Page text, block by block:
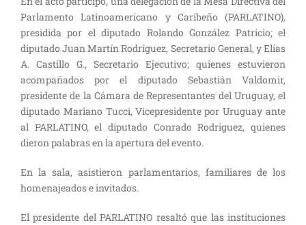
Parlamento Latinoamericano y Caribeño (PARLATINO),
presidida por el diputado Rolando González Patricio; el
diputado Juan Martín Rodríguez, Secretario General, y Elías
A. Castillo G., Secretario Ejecutivo; quienes estuvieron
acompañados por el diputado Sebastián Valdomir,
presidente de la Cámara de Representantes del Uruguay, el
diputado Mariano Tucci, Vicepresidente por Uruguay ante
al PARLATINO, el diputado Conrado Rodríguez, quienes
dieron palabras en la apertura del evento.
En la sala, asistieron parlamentarios, familiares de los
homenajeados e invitados.
El presidente del PARLATINO resaltó que las instituciones